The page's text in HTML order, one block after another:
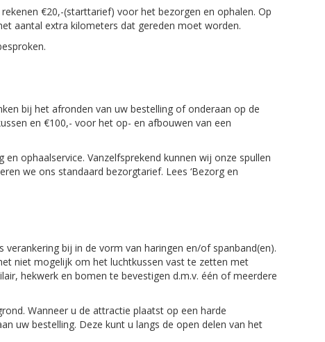
€20,-(starttarief) voor het bezorgen en ophalen. Op
aantal extra kilometers dat gereden moet worden.
bij het afronden van uw bestelling of onderaan op de
en €100,- voor het op- en afbouwen van een
ophaalservice. Vanzelfsprekend kunnen wij onze spullen
we ons standaard bezorgtarief. Lees ‘Bezorg en
bij in de vorm van haringen en/of spanband(en).
niet mogelijk om het luchtkussen vast te zetten met
hekwerk en bomen te bevestigen d.m.v. één of meerdere
Wanneer u de attractie plaatst op een harde
uw bestelling. Deze kunt u langs de open delen van het